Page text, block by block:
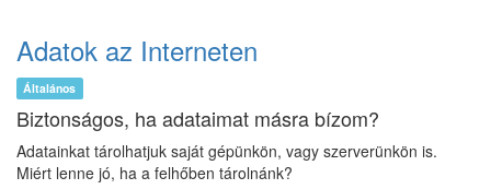
Adatok az Interneten
Általános
Biztonságos, ha adataimat másra bízom?
Adatainkat tárolhatjuk saját gépünkön, vagy szerverünkön is.
Miért lenne jó, ha a felhőben tárolnánk?